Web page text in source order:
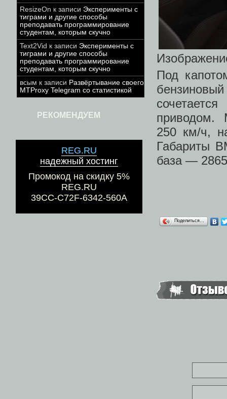
ResizeOn к записи Эксперименты с
тиграми и другие способы
преподавать программирование
студентам, которым скучно
Text2Vid к записи Эксперименты с
тиграми и другие способы
преподавать программирование
студентам, которым скучно
всым к записи Развёртывание своего
MTProxy Telegram со статистикой
РЕКОМЕНДУЕМ
REG.RU
надежный хостинг
Промокод на скидку 5%
REG.RU
39CC-C72F-6342-560A
Под
приводом.
250 км/ч,
Габариты
база —
Поделиться…